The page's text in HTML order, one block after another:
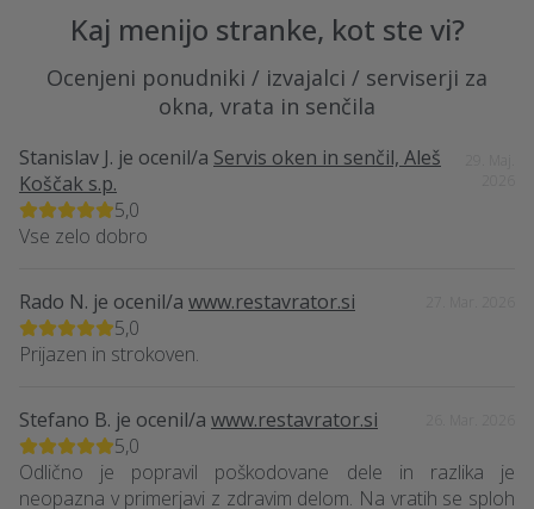
Kaj menijo stranke, kot ste vi?
Ocenjeni ponudniki / izvajalci / serviserji za
okna, vrata in senčila
Stanislav J. je ocenil/a Servis oken in senčil, Aleš
Koščak s.p.
5,0
Vse zelo dobro
Rado N. je ocenil/a www.restavrator.si
5,0
Prijazen in strokoven.
Stefano B. je ocenil/a www.restavrator.si
5,0
Odlično je popravil poškodovane dele in razlika je
neopazna v primerjavi z zdravim delom. Na vratih se sploh